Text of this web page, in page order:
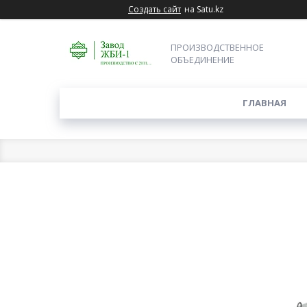
Создать сайт на Satu.kz
ПРОИЗВОДСТВЕННОЕ
ОБЪЕДИНЕНИЕ
ГЛАВНАЯ